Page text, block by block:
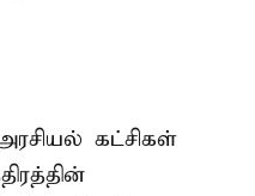
கட்சிகள்